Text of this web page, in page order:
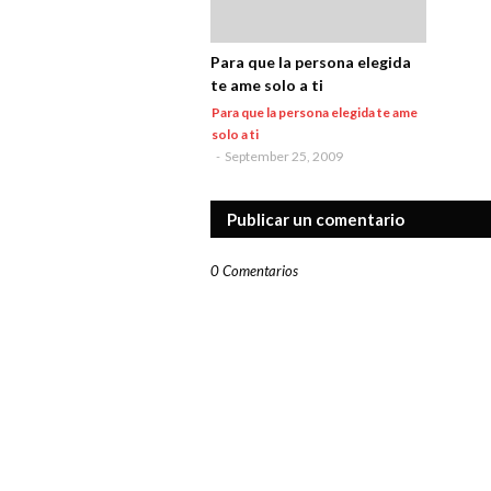
Para que la persona elegida
te ame solo a ti
Para que la persona elegida te ame
solo a ti
- September 25, 2009
Publicar un comentario
0 Comentarios